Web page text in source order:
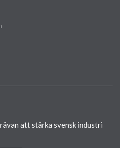
att stärka svensk industri